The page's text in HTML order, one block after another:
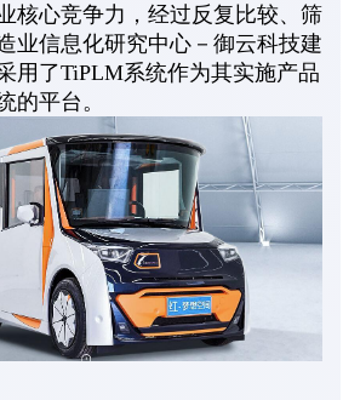
核心竞争力，经过反复比较、筛
业信息化研究中心－ 御云科技建
用了TiPLM系统作为其实施产品
的平台。